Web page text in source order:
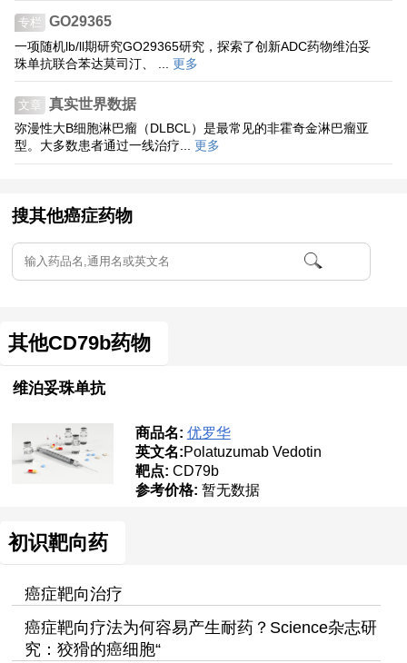
专栏 GO29365
一项随机lb/ll期研究GO29365研究，探索了创新ADC药物维泊妥
珠单抗联合苯达莫司汀、 ... 更多
文章 真实世界数据
弥漫性大B细胞淋巴瘤（DLBCL）是最常见的非霍奇金淋巴瘤亚
型。大多数患者通过一线治疗... 更多
搜其他癌症药物
其他CD79b药物
维泊妥珠单抗
商品名: 优罗华
英文名:Polatuzumab Vedotin
靶点: CD79b
参考价格: 暂无数据
初识靶向药
癌症靶向治疗
癌症靶向疗法为何容易产生耐药？Science杂志研
究：狡猾的癌细胞“